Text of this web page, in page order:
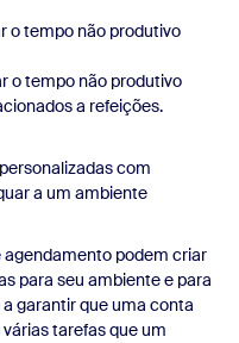
o tempo não produtivo
o tempo não produtivo
a refeições.
com
a um ambiente
agendamento podem criar
para seu ambiente e para
garantir que uma conta
tarefas que um